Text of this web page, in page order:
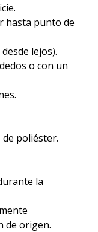
hasta punto de
lejos).
o con un
de poliéster.
la
de origen.